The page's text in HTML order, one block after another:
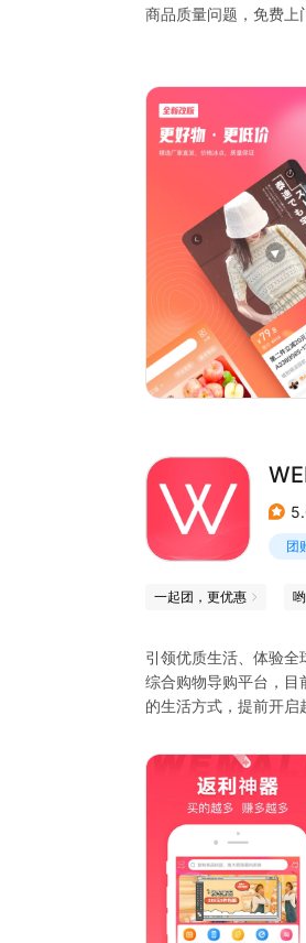
商品质量问题，免费上
尺码不合适？购买退
【在线客服服务】
购物遇到问题？实时
【商城服务电话】
如在使用过程中遇到
400-623-9888
团
一起团，更优惠
引领优质生活、体验
综合购物导购平台，目
的生活方式，提前开启